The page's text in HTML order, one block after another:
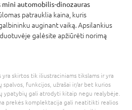
mini automobilis-dinozauras
patrauklia kaina, kuris
auginant vaiką. Apsilankius
galėsite apžiūrėti norimą
skirtos tik iliustraciniams tikslams ir yra
funkcijos, užrašai ir/ar bet kurios
ypatybių gali atrodyti kitaip negu realybėje.
prekės komplektacija gali neatitikti realios